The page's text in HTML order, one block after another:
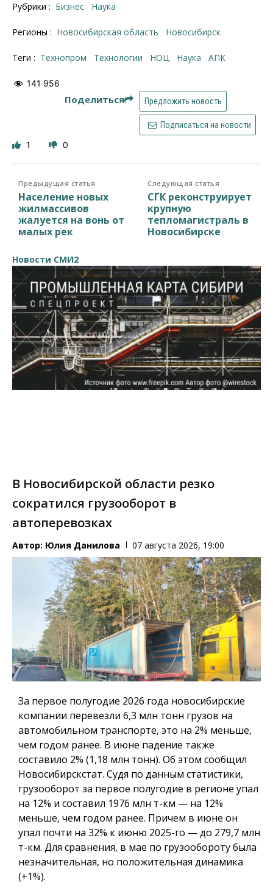
Рубрики : Бизнес Наука
Регионы : Новосибирская область Новосибирск
Теги : Технопром технологии НОЦ наука АПК
141 956
Поделиться Предложить новость
Подписаться на новости
1 0
Предыдущая статья
Население новых
жилмассивов
жалуется на вонь от
малых рек
Следующая статья
СГК реконструирует
крупную
тепломагистраль в
Новосибирске
Новости СМИ2
В Новосибирской области резко
сократился грузооборот в
автоперевозках
Автор: Юлия Данилова 07 августа 2026, 19:00
За первое полугодие 2026 года новосибирские
компании перевезли 6,3 млн тонн грузов на
автомобильном транспорте, это на 2% меньше,
чем годом ранее. В июне падение также
составило 2% (1,18 млн тонн). Об этом сообщил
Новосибирскстат. Судя по данным статистики,
грузооборот за первое полугодие в регионе упал
на 12% и составил 1976 млн т-км — на 12%
меньше, чем годом ранее. Причем в июне он
упал почти на 32% к июню 2025-го — до 279,7 млн
т-км. Для сравнения, в мае по грузообороту была
незначительная, но положительная динамика
(+1%).